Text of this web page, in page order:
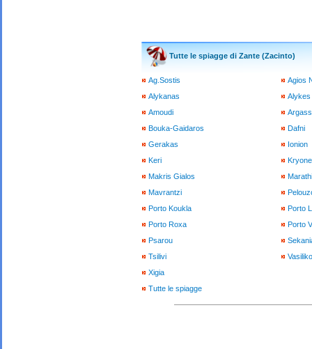
Tutte le spiagge di Zante (Zacinto)
Ag.Sostis
Agios
Alykanas
Alykes
Amoudi
Bouka-Gaidaros
Dafni
Gerakas
Ionion
Keri
Makris Gialos
Mavrantzi
Porto Koukla
Porto
Porto Roxa
Porto
Psarou
Tsilivi
Xigia
Tutte le spiagge